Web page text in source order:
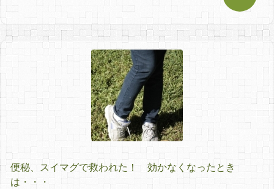
便秘、スイマグで救われた！ 効かなくなったとき
は・・・